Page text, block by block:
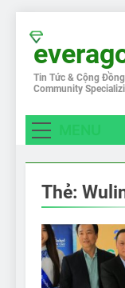
content
Tin Tức & Cộng
Community
Thẻ: